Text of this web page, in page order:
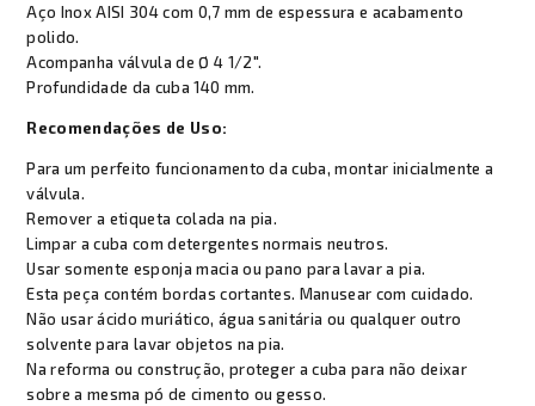
Aço Inox AISI 304 com 0,7 mm de espessura e acabamento
polido.
Acompanha válvula de Ø 4 1/2".
Profundidade da cuba 140 mm.
Recomendações de Uso:
Para um perfeito funcionamento da cuba, montar inicialmente a
válvula.
Remover a etiqueta colada na pia.
Limpar a cuba com detergentes normais neutros.
Usar somente esponja macia ou pano para lavar a pia.
Esta peça contém bordas cortantes. Manusear com cuidado.
Não usar ácido muriático, água sanitária ou qualquer outro
solvente para lavar objetos na pia.
Na reforma ou construção, proteger a cuba para não deixar
sobre a mesma pó de cimento ou gesso.